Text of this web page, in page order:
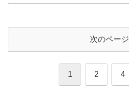
次のページ
1 2 4